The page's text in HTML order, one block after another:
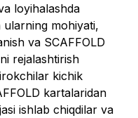
loyihalashda
ularning mohiyati,
va SCAFFOLD
rejalashtirish
kichik
kartalaridan
ishlab chiqdilar va